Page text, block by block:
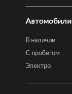
Автомобили
В наличии
C пробегом
Электро